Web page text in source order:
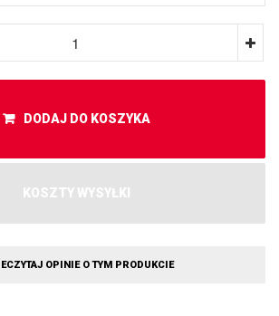
DODAJ DO KOSZYKA
KOSZTY WYSYŁKI
OPINIE O TYM PRODUKCIE